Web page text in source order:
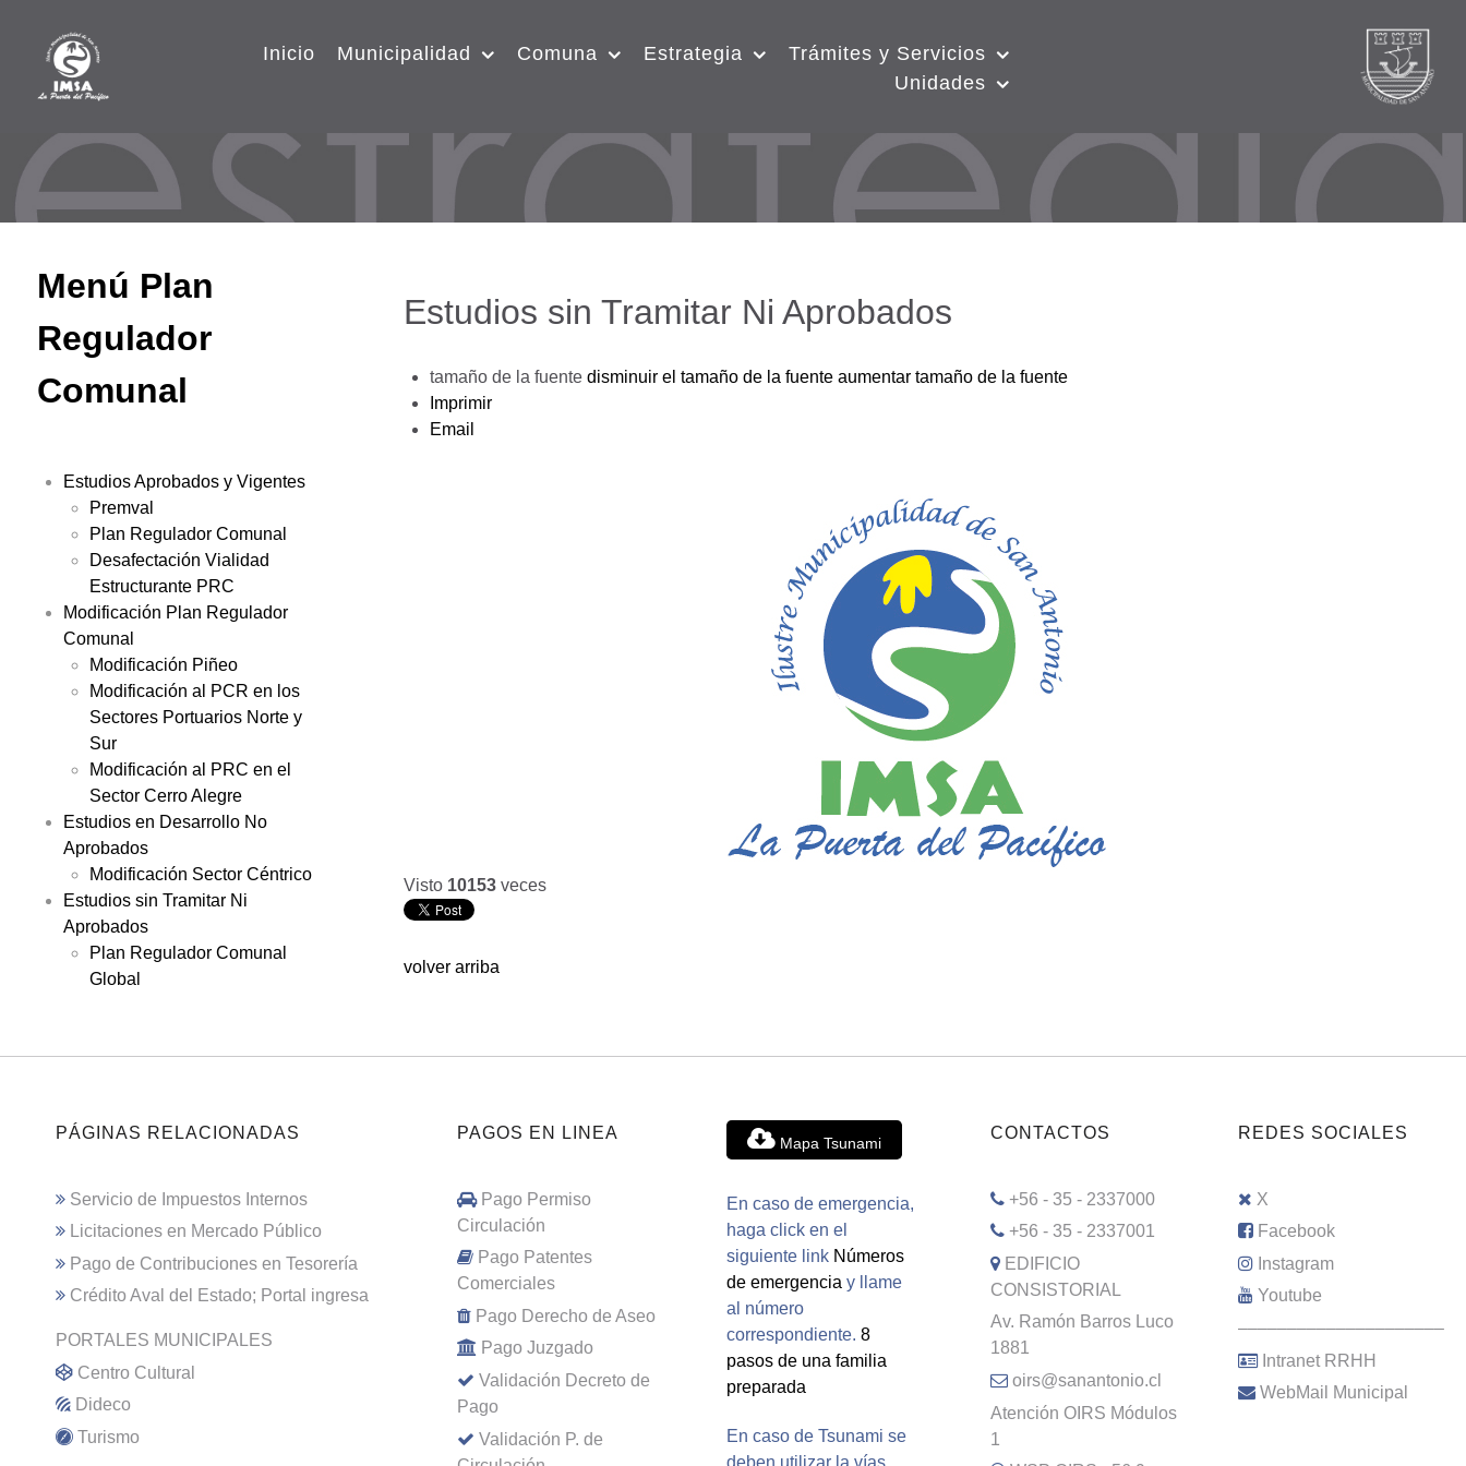
Inicio Municipalidad Comuna Estrategia
Trámites y Servicios
Unidades
Menú Plan
Regulador
Comunal
Estudios Aprobados y Vigentes
Premval
Plan Regulador Comunal
Desafectación Vialidad
Estructurante PRC
Modificación Plan Regulador
Comunal
Modificación Piñeo
Modificación al PCR en los
Sectores Portuarios Norte y
Sur
Modificación al PRC en el
Sector Cerro Alegre
Estudios en Desarrollo No
Aprobados
Modificación Sector Céntrico
Estudios sin Tramitar Ni
Aprobados
Plan Regulador Comunal
Global
Estudios sin Tramitar Ni Aprobados
tamaño de la fuente disminuir el tamaño de la fuente aumentar tamaño de la fuente
Imprimir
Email
Visto 10153 veces
volver arriba
PÁGINAS RELACIONADAS
Servicio de Impuestos Internos
Licitaciones en Mercado Público
Pago de Contribuciones en Tesorería
Crédito Aval del Estado; Portal ingresa
PORTALES MUNICIPALES
Centro Cultural
Dideco
Turismo
PAGOS EN LINEA
Pago Permiso
Circulación
Pago Patentes
Comerciales
Pago Derecho de Aseo
Pago Juzgado
Validación Decreto de
Pago
Validación P. de
Mapa Tsunami
En caso de emergencia,
haga click en el
siguiente link Números
de emergencia y llame
al número
correspondiente. 8
pasos de una familia
preparada
En caso de Tsunami se
deben utilizar la vías
CONTACTOS
+56 - 35 - 2337000
+56 - 35 - 2337001
EDIFICIO
CONSISTORIAL
Av. Ramón Barros Luco
1881
oirs@sanantonio.cl
Atención OIRS Módulos
1
REDES SOCIALES
X
Facebook
Instagram
Youtube
–––––––––––––––––––––
Intranet RRHH
WebMail Municipal